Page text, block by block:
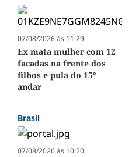
07/08/2026 às 11:29
Ex mata mulher com 12
facadas na frente dos
filhos e pula do 15°
andar
Brasil
07/08/2026 às 10:20